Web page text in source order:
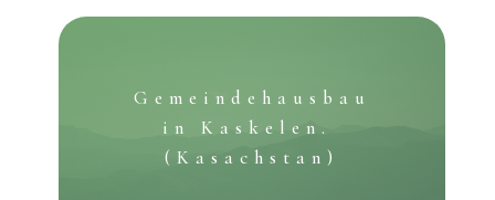
Gemeindehausbau
in
Kaskelen.
(Kasachstan)